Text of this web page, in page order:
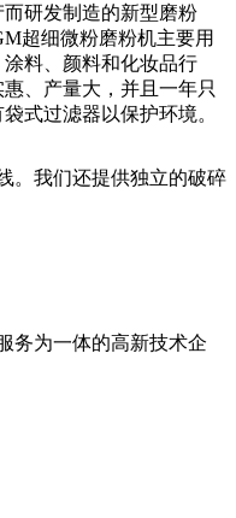
研发制造的新型磨粉
超细微粉磨粉机主要用
料、颜料和化妆品行
、产量大，并且一年只
式过滤器以保护环境。
。我们还提供独立的破碎
务为一体的高新技术企